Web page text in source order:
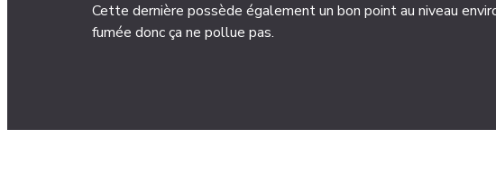
Cette dernière possède également un bon point au niveau
fumée donc ça ne pollue pas.